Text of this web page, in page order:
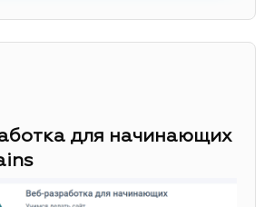
для начинающих